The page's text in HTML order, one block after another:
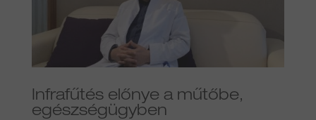
Infrafűtés előnye a műtőbe,
egészségügyben